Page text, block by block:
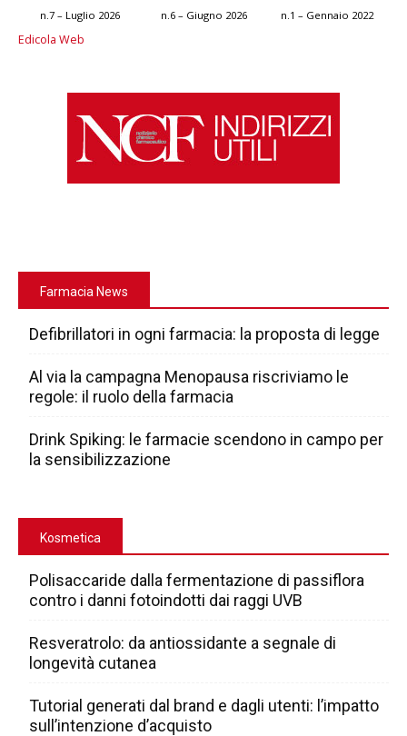
n.7 – Luglio 2026 n.6 – Giugno 2026 n.1 – Gennaio 2022
Edicola Web
Farmacia News
Defibrillatori in ogni farmacia: la proposta di legge
Al via la campagna Menopausa riscriviamo le
regole: il ruolo della farmacia
Drink Spiking: le farmacie scendono in campo per
la sensibilizzazione
Kosmetica
Polisaccaride dalla fermentazione di passiflora
contro i danni fotoindotti dai raggi UVB
Resveratrolo: da antiossidante a segnale di
longevità cutanea
Tutorial generati dal brand e dagli utenti: l’impatto
sull’intenzione d’acquisto